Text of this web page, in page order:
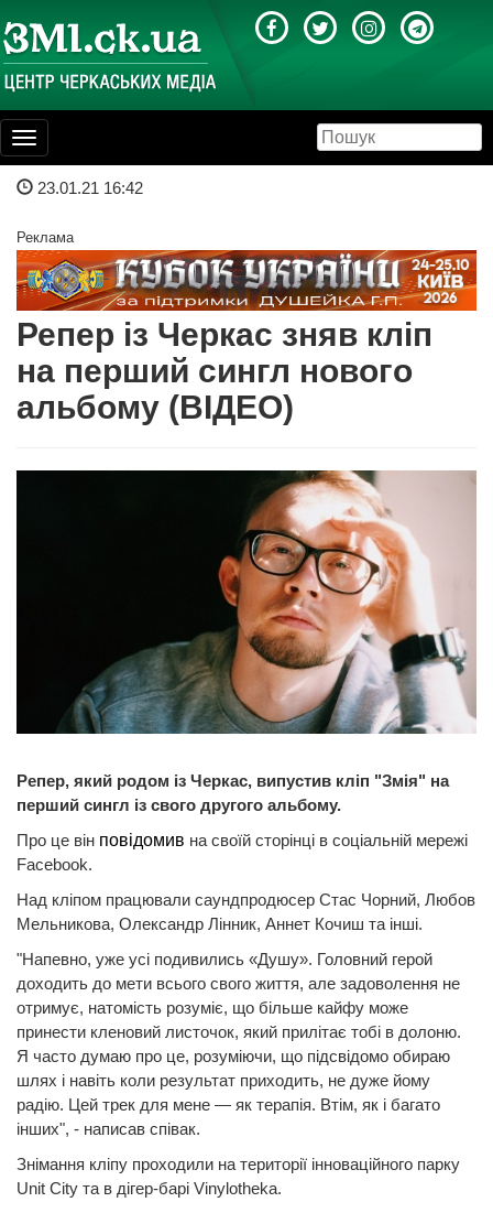
Toggle
navigation
23.01.21 16:42
Реклама
Репер із Черкас зняв кліп
на перший сингл нового
альбому (ВІДЕО)
Репер, який родом із Черкас, випустив кліп "Змія" на
перший сингл із свого другого альбому.
Про це він повідомив на своїй сторінці в соціальній мережі
Facebook.
Над кліпом працювали саундпродюсер Стас Чорний, Любов
Мельникова, Олександр Лінник, Аннет Кочиш та інші.
"Напевно, уже усі подивились «Душу». Головний герой
доходить до мети всього свого життя, але задоволення не
отримує, натомість розуміє, що більше кайфу може
принести кленовий листочок, який прилітає тобі в долоню.
Я часто думаю про це, розуміючи, що підсвідомо обираю
шлях і навіть коли результат приходить, не дуже йому
радію. Цей трек для мене — як терапія. Втім, як і багато
інших", - написав співак.
Знімання кліпу проходили на території інноваційного парку
Unit City та в дігер-барі Vinylotheka.